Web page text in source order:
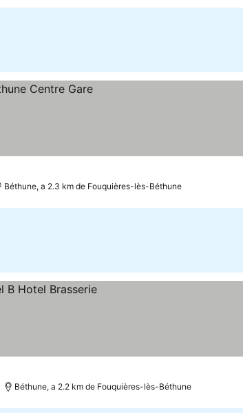
Béthune, a 2.3 km de Fouquières-lès-Béthune
Béthune, a 2.2 km de Fouquières-lès-Béthune